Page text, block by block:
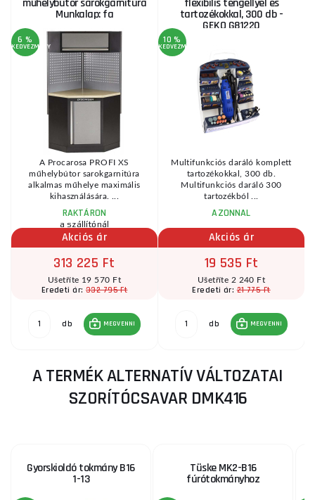
Munkalap: fa
6 %
KEDVEZMÉNY
A Procarosa PROFI XS
műhelybútor sarokgarnitúra
alkalmas műhelye maximális
kihasználására. ...
RAKTÁRON
a szállítónál
Akciós ár
313 225 Ft
Ušetříte 19 570 Ft
Eredeti ár: 332 795 Ft
db MEGVENNI
tartozékokkal, 300 db -
GEKO G81220
10 %
KEDVEZMÉNY
Multifunkciós daráló komplett
tartozékokkal, 300 db.
Multifunkciós daráló 300
tartozékból ...
AZONNAL
Akciós ár
19 535 Ft
Ušetříte 2 240 Ft
Eredeti ár:21 775 Ft
db MEGVENNI
A TERMÉK ALTERNATÍV VÁLTOZATAI
SZORÍTÓCSAVAR DMK416
Gyorskioldó tokmány B16
1-13
Tüske MK2-B16
fúrótokmányhoz